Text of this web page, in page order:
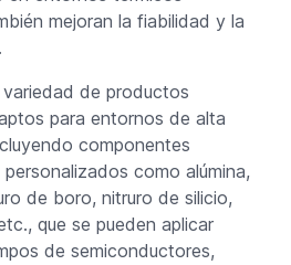
mejoran la fiabilidad y la
de productos
para entornos de alta
componentes
como alúmina,
de boro, nitruro de silicio,
que se pueden aplicar
de semiconductores,